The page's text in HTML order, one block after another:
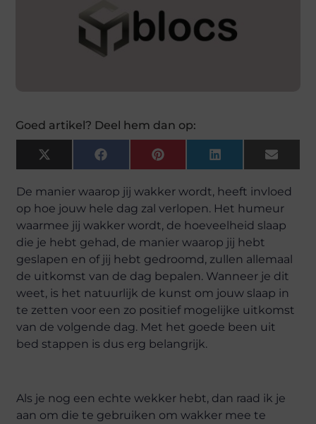
Goed artikel? Deel hem dan op:
X
(Twitter)
FacebookPinterestLinkedInEmail
De manier waarop jij wakker wordt, heeft invloed
op hoe jouw hele dag zal verlopen. Het humeur
waarmee jij wakker wordt, de hoeveelheid slaap
die je hebt gehad, de manier waarop jij hebt
geslapen en of jij hebt gedroomd, zullen allemaal
de uitkomst van de dag bepalen. Wanneer je dit
weet, is het natuurlijk de kunst om jouw slaap in
te zetten voor een zo positief mogelijke uitkomst
van de volgende dag. Met het goede been uit
bed stappen is dus erg belangrijk.
Als je nog een echte wekker hebt, dan raad ik je
aan om die te gebruiken om wakker mee te